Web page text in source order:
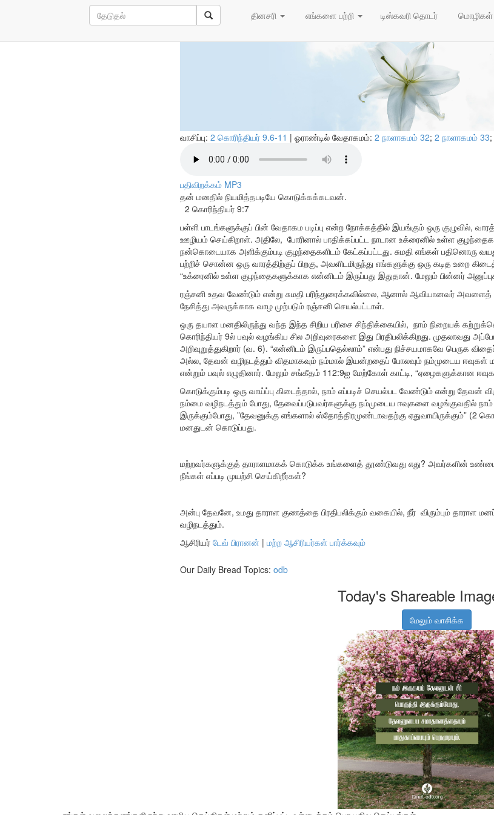
தினசரி எங்களை பற்றி டிஸ்கவரி தொடர் மொழிகள்
உதாரத்துவமாய் கொடுத்தல்
வாசிப்பு: 2 கொரிந்தியர் 9.6-11 | ஓராண்டில் வேதாகமம்: 2 நாளாகமம் 32; 2 நாளாகமம் 33;
பதிவிறக்கம் MP3
தன் மனதில் நியமித்தபடியே கொடுக்கக்கடவன்.
2 கொரிந்தியர் 9:7
பள்ளி பாடங்களுக்குப் பின் வேதாகம படிப்பு என்ற நோக்கத்தில் இயங்கும் ஒரு குழுவில்,
ஊழியம் செய்கிறாள். அதிலே, போரினால் பாதிக்கப்பட்ட நாடான உக்ரைனில் உள்ள
நன்கொடையாக அளிக்கும்படி குழந்தைகளிடம் கேட்கப்பட்டது. சுமதி எங்கள் பதினொரு
பற்றிச் சொன்ன ஒரு வாரத்திற்குப் பிறகு, அவளிடமிருந்து எங்களுக்கு ஒரு கடித உறை
“உக்ரைனில் உள்ள குழந்தைகளுக்காக என்னிடம் இருப்பது இதுதான். மேலும் பின்னர்
ரஞ்சனி உதவ வேண்டும் என்று சுமதி பரிந்துரைக்கவில்லை, ஆனால் ஆவியானவர் அவளைத்
நேசித்து அவருக்காக வாழ முற்படும் ரஞ்சனி செயல்பட்டாள்.
ஒரு தயாள மனதிலிருந்து வந்த இந்த சிறிய பரிசை சிந்திக்கையில், நாம் நிறையக்
கொரிந்தியர் 9ல் பவுல் வழங்கிய சில அறிவுரைகளை இது பிரதிபலிக்கிறது. முதலாவது
அறிவுறுத்துகிறார் (வ. 6). “என்னிடம் இருப்பதெல்லாம்” என்பது நிச்சயமாகவே பெருக
அல்ல, தேவன் வழிநடத்தும் விதமாகவும் நம்மால் இயன்றதைப் போலவும் நம்முடைய ஈவுகள்
என்றும் பவுல் எழுதினார். மேலும் சங்கீதம் 112:9ஐ மேற்கோள் காட்டி, “ஏழைகளுக்கான
கொடுக்கும்படி ஒரு வாய்ப்பு கிடைத்தால், ​​நாம் எப்படிச் செயல்பட வேண்டும் என்று தேவன்
நம்மை வழிநடத்தும் போது, ​​தேவைப்படுபவர்களுக்கு நம்முடைய ஈவுகளை வழங்குவதில் நாம்
இருக்கும்போது, ​​​​”தேவனுக்கு எங்களால் ஸ்தோத்திரமுண்டாவதற்கு ஏதுவாயிருக்கும்” (2
மனதுடன் கொடுப்பது.
மற்றவர்களுக்குத் தாராளமாகக் கொடுக்க உங்களைத் தூண்டுவது எது? அவர்களின்
நீங்கள் எப்படி முயற்சி செய்கிறீர்கள்?
அன்பு தேவனே, உமது தாராள குணத்தை பிரதிபலிக்கும் வகையில், நீர் விரும்பும் தாராள
வழிநடத்தும்.
ஆசிரியர் டேவ் பிரானன் | மற்ற ஆசிரியர்கள் பார்க்கவும்
Our Daily Bread Topics: odb
Today's Shareable
மேலும் வாசிக்க